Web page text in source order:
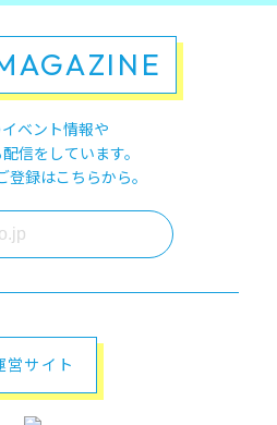
ベント情報や
信をしています。
登録はこちらから。
営サイト